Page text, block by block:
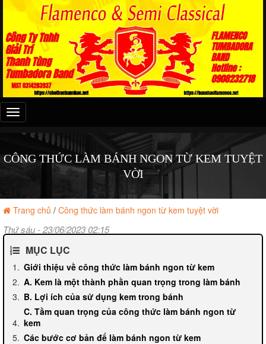
Đây
là
menu
CÔNG THỨC LÀM BÁNH NGON TỪ KEM TUYỆT
VỜI
Trang chủ / Công thức làm bánh ngon từ kem tuyệt vời
Thứ sáu - 23/06/2023 02:15
MỤC LỤC
Giới thiệu về công thức làm bánh ngon từ kem
A. Kem là một thành phần quan trọng trong làm bánh
B. Lợi ích của sử dụng kem trong bánh
C. Tầm quan trọng của công thức làm bánh ngon từ
kem
Các bước cơ bản để làm bánh ngon từ kem